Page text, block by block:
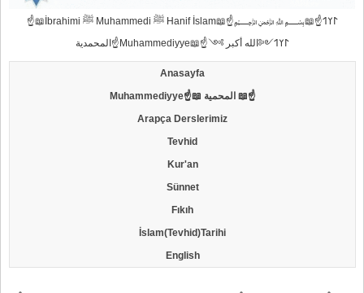
☝📖İbrahimi ﷺ Muhammedi ﷺ Hanif İslam📖☝﷽𐰃𐰠𐰯☝📖
المحمدية☝Muhammediyye📖☝𐰃𐰠𐰯༺الله أكبر ༻
Anasayfa
Muhammediyye☝📖 المحمية 📖☝
Arapça Derslerimiz
Tevhid
Kur'an
Sünnet
Fıkıh
İslam(Tevhid)Tarihi
English